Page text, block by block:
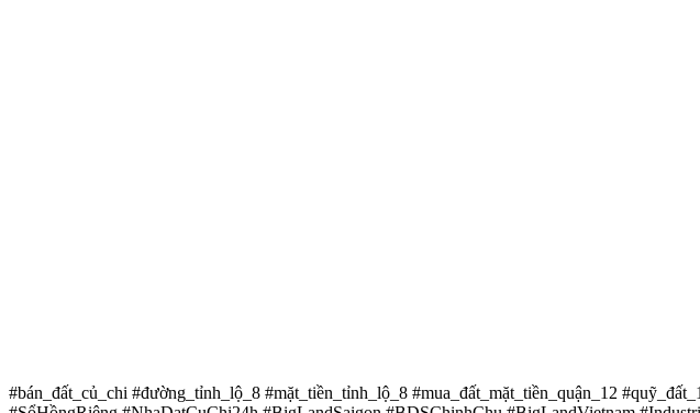
#bán_đất_củ_chi #đường_tỉnh_lộ_8 #mặt_tiền_tỉnh_lộ_8 #mua_đất_mặt_tiền_quận_12